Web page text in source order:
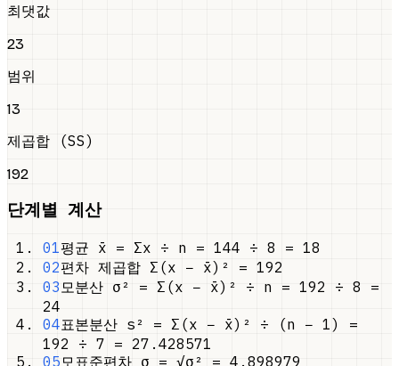
최댓값
23
범위
13
제곱합 (SS)
192
단계별 계산
01평균 x̄ = Σx ÷ n = 144 ÷ 8 = 18
02편차 제곱합 Σ(x − x̄)² = 192
03모분산 σ² = Σ(x − x̄)² ÷ n = 192 ÷ 8 =
24
04표본분산 s² = Σ(x − x̄)² ÷ (n − 1) =
192 ÷ 7 = 27.428571
05 모표준편차 σ = √σ² = 4.898979